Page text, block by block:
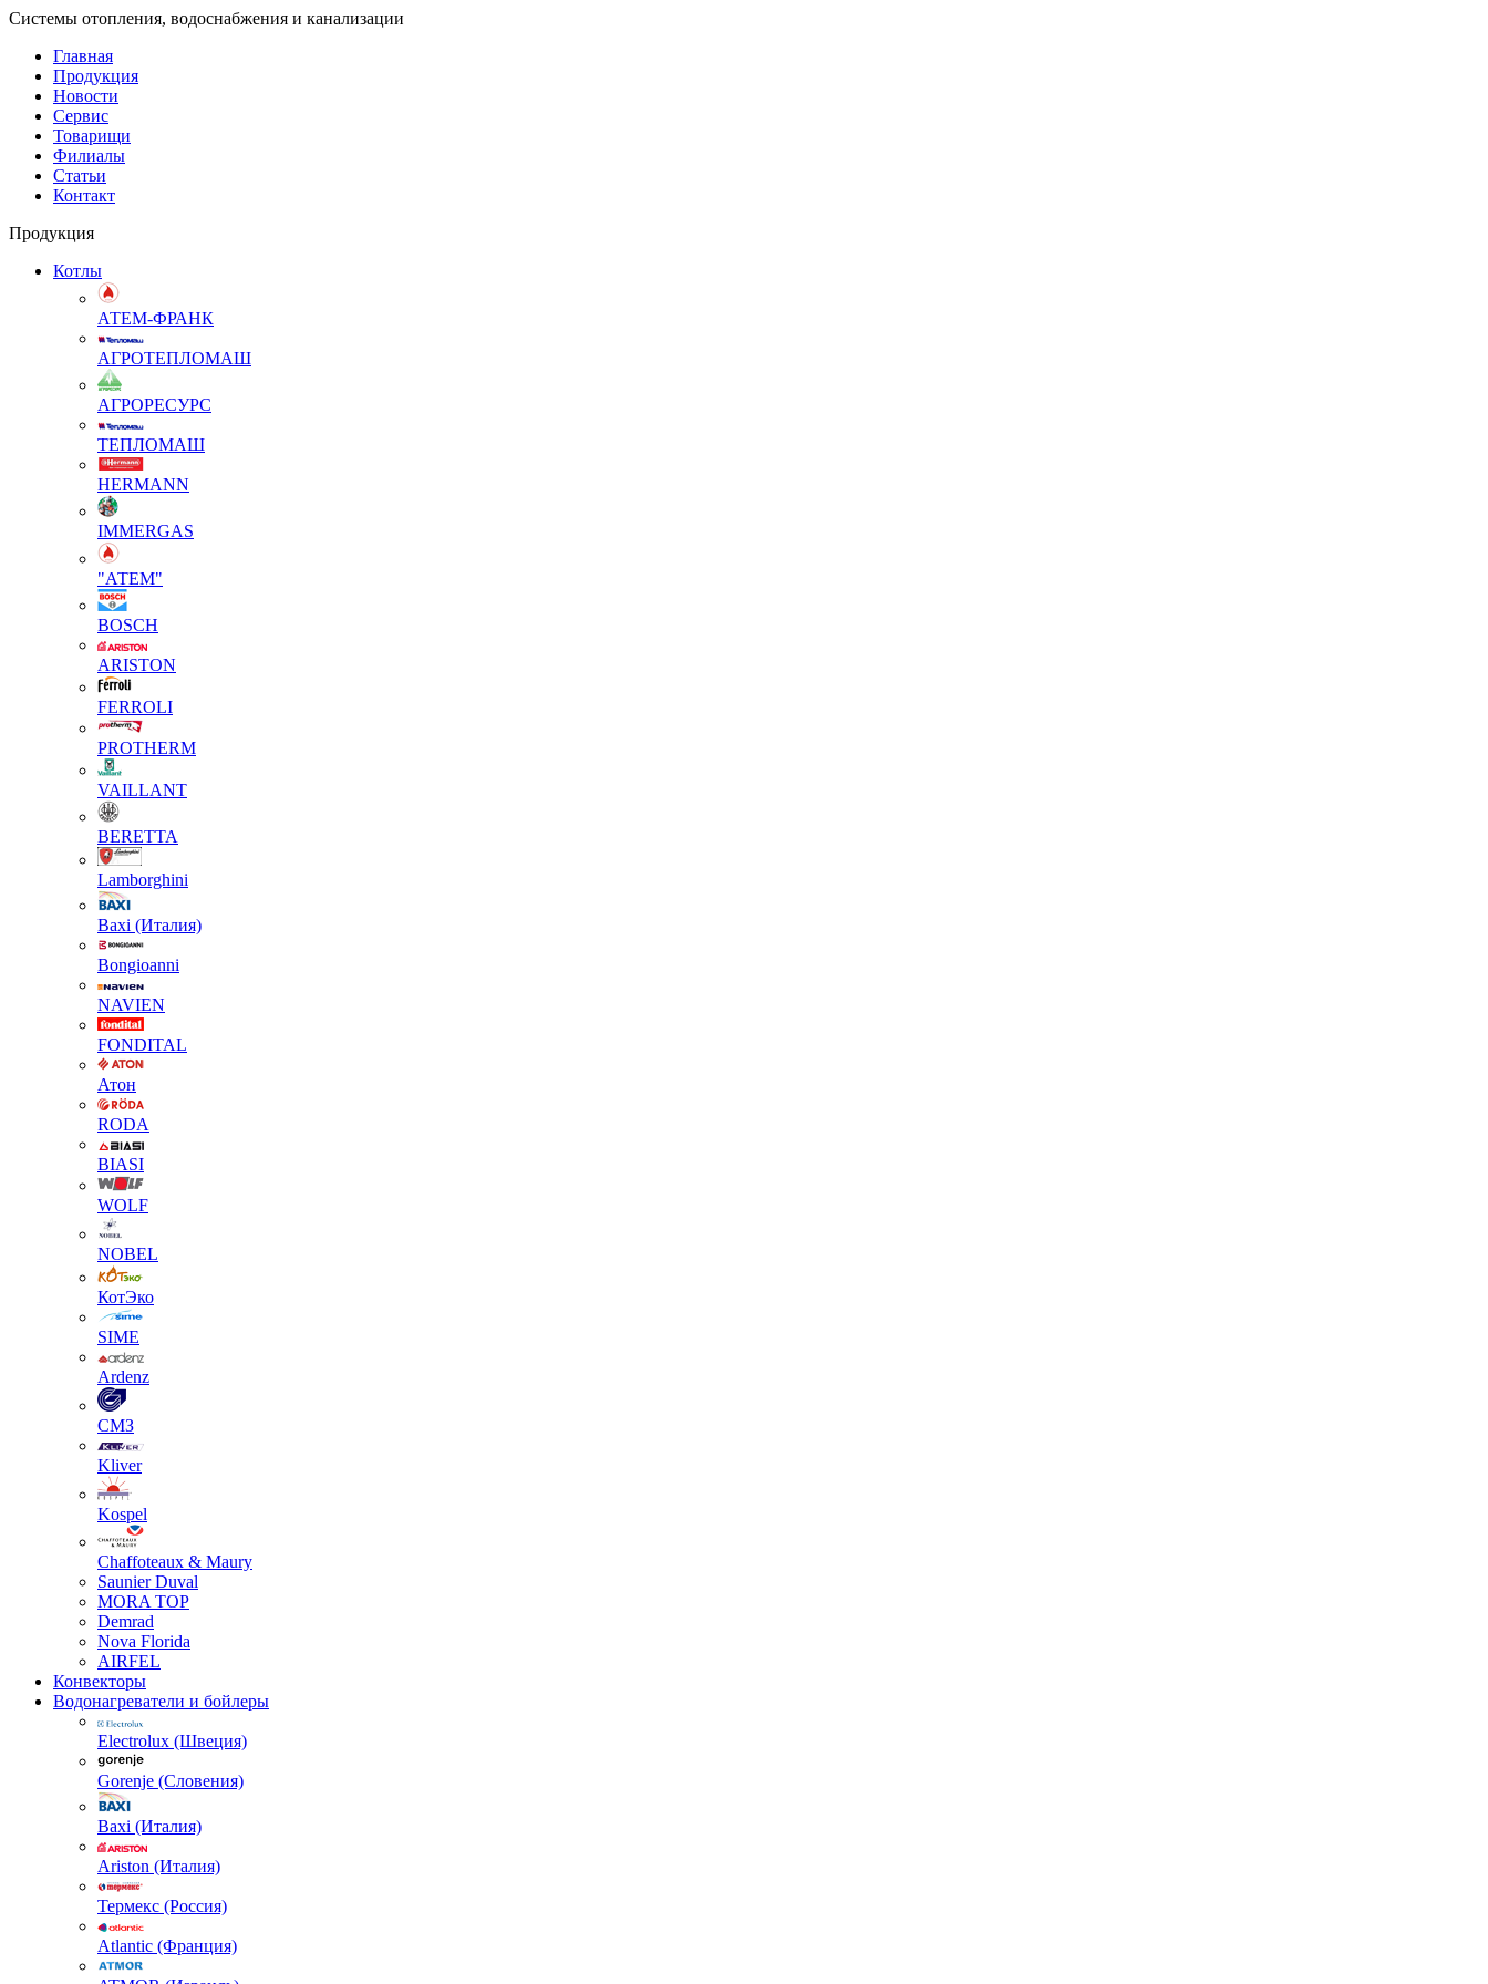
Системы отопления, водоснабжения и канализации
Главная
Продукция
Новости
Сервис
Товарищи
Филиалы
Статьи
Контакт
Продукция
Котлы
АТЕМ-ФРАНК
АГРОТЕПЛОМАШ
АГРОРЕСУРС
ТЕПЛОМАШ
HERMANN
IMMERGAS
"АТЕМ"
BOSCH
ARISTON
FERROLI
PROTHERM
VAILLANT
BERETTA
Lamborghini
Baxi (Италия)
Вongioanni
NAVIEN
FONDITAL
Атон
RODA
BIASI
WOLF
NOBEL
КотЭко
SIME
Ardenz
СМЗ
Kliver
Kospel
Chaffoteaux & Maury
Saunier Duval
MORA TOP
Demrad
Nova Florida
AIRFEL
Конвекторы
Водонагреватели и бойлеры
Electrolux (Швеция)
Gorenje (Словения)
Baxi (Италия)
Ariston (Италия)
Термекс (Россия)
Atlantic (Франция)